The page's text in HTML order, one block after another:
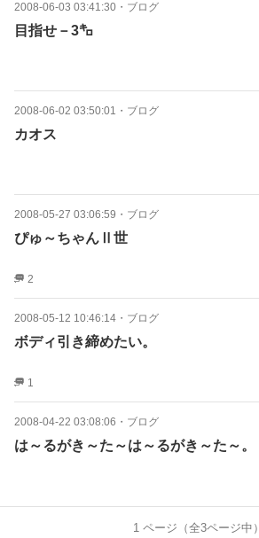
2008-06-03 03:41:30 ・ ブログ
目指せ－3㌔
2008-06-02 03:50:01 ・ ブログ
カオス
2008-05-27 03:06:59 ・ ブログ
ぴゅ～ちゃんⅡ世
2
2008-05-12 10:46:14 ・ ブログ
ボディ引き締めたい。
1
2008-04-22 03:08:06 ・ ブログ
は～るがき～た～は～るがき～た～。
1 ページ（全3ページ中）